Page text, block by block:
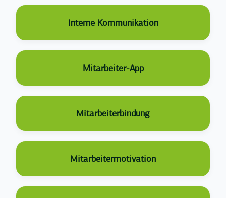
Interne Kommunikation
Mitarbeiter-App
Mitarbeiterbindung
Mitarbeitermotivation